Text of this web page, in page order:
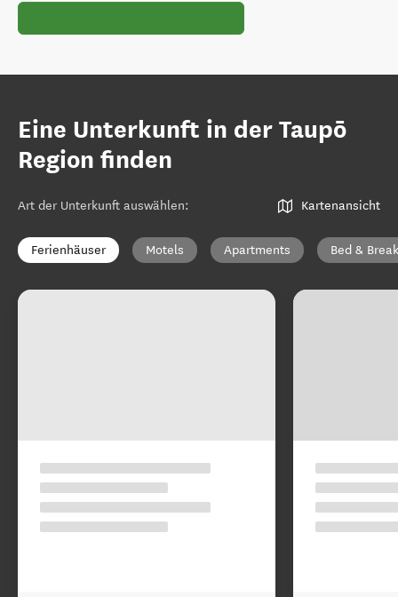
Eine Unterkunft in der Taupō
Region finden
Art der Unterkunft auswählen: Kartenansicht
Ferienhäuser Motels Apartments Bed &